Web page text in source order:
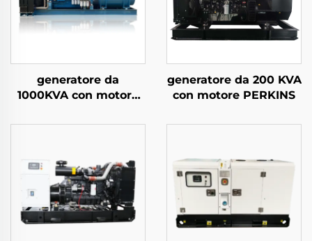
generatore da
1000KVA con motore
generatore da 200 KVA
con motore PERKINS